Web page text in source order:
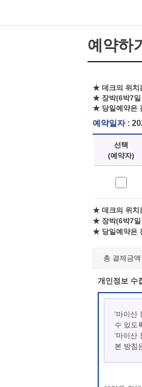
예약하기
★ 데크의 위치
★ 장박(6박7일
★ 당일예약은
예약일자:
선택
(예약자)
★ 데크의 위치
★ 장박(6박7일
★ 당일예약은
총 결제금액
개인정보 수
'마이산
수 있도
'마이산
본 방침